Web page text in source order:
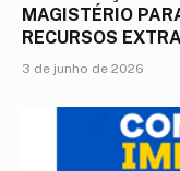
MAGISTÉRIO
RECURSOS
3 de junho de 2026